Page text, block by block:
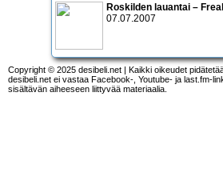
Roskilden lauantai –
07.07.2007
Copyright © 2025 desibeli.net | Kaikki oikeudet
desibeli.net ei vastaa Facebook-, Youtube- ja last.fm-
sisältävän aiheeseen liittyvää materiaalia.